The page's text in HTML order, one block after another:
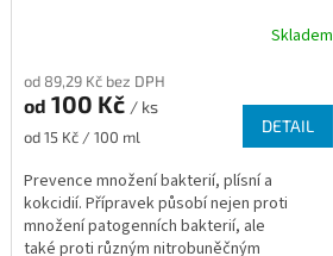
Skladem
od 89,29 Kč bez DPH
od 100 Kč / ks
Měrná
od 15 Kč / 100 ml
DETAIL
Prevence množení bakterií, plísní a
kokcidií. Přípravek působí nejen proti
množení patogenních bakterií, ale
také proti různým nitrobuněčným